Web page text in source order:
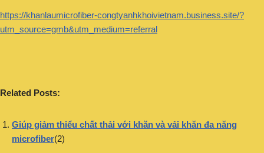
https://khanlaumicrofiber-congtyanhkhoivietnam.business.site/?
utm_source=gmb&utm_medium=referral
Related Posts:
Giúp giảm thiểu chất thải với khăn và vải khăn đa năng
microfiber(2)